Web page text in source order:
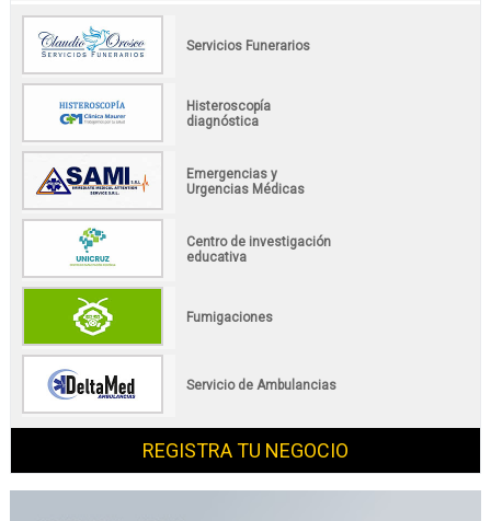
Servicios Funerarios
Histeroscopía
diagnóstica
Emergencias y
Urgencias Médicas
Centro de investigación
educativa
Fumigaciones
Servicio de Ambulancias
REGISTRA TU NEGOCIO